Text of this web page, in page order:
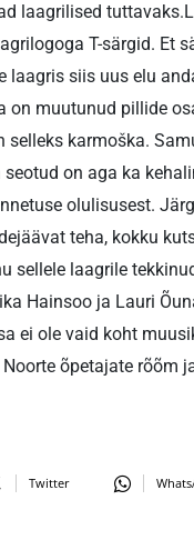
laagrilised
T-särgid. Et
laagris siis uus elu
on muutunud pillide
karmoška.
on aga ka
olulisusest.
teha, kokku
sellele laagrile
Hainsoo ja Lauri
ei ole vaid koht
õpetajate rõõm
Twitter